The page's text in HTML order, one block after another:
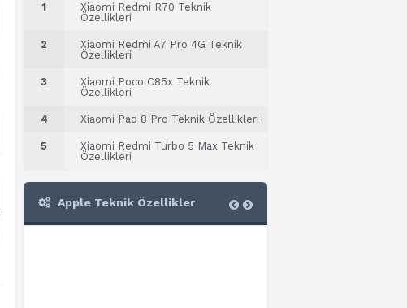
1
Xiaomi Redmi R70 Teknik
Özellikleri
2
Xiaomi Redmi A7 Pro 4G Teknik
Özellikleri
3
Xiaomi Poco C85x Teknik
Özellikleri
4 Xiaomi Pad 8 Pro Teknik Özellikleri
5
Xiaomi Redmi Turbo 5 Max Teknik
Özellikleri
Apple Teknik Özellikler